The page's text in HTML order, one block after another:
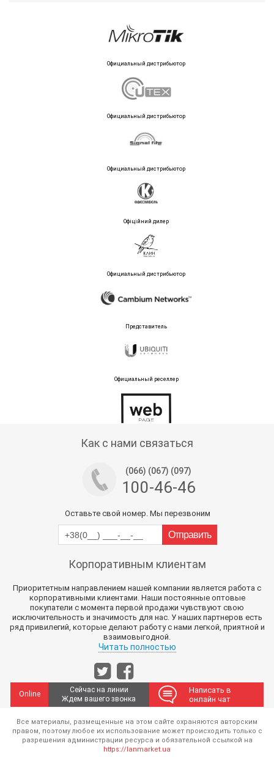
Официальный дистрибьютор
Официальный дистрибьютор
Официальный дистрибьютор
Офіційний дилер
Официальный дистрибьютор
Представитель
Официальный реселлер
Как с нами связаться
(066) (067) (097)
100-46-46
Оставьте свой номер. Мы перезвоним
Корпоративным клиентам
Приоритетным направлением нашей компании является работа с
корпоративными клиентами. Наши постоянные оптовые
покупатели с момента первой продажи чувствуют свою
исключительность и значимость для нас. У наших партнеров есть
ряд привилегий, которые делают работу с нами легкой, приятной и
взаимовыгодной.
Читать полностью
Online
Сейчас на линии
Ждем вашего звонка
Написать в
онлайн чат
Все материалы, размещенные на этом сайте охраняются авторским
правом, поэтому любое их использование может происходить только с
разрешения администрации ресурса и обязательной ссылкой на
https://lanmarket.ua